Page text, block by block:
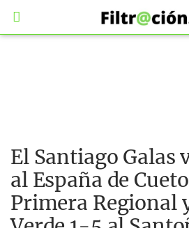
El Santiago Galas
al España de
Primera Regional